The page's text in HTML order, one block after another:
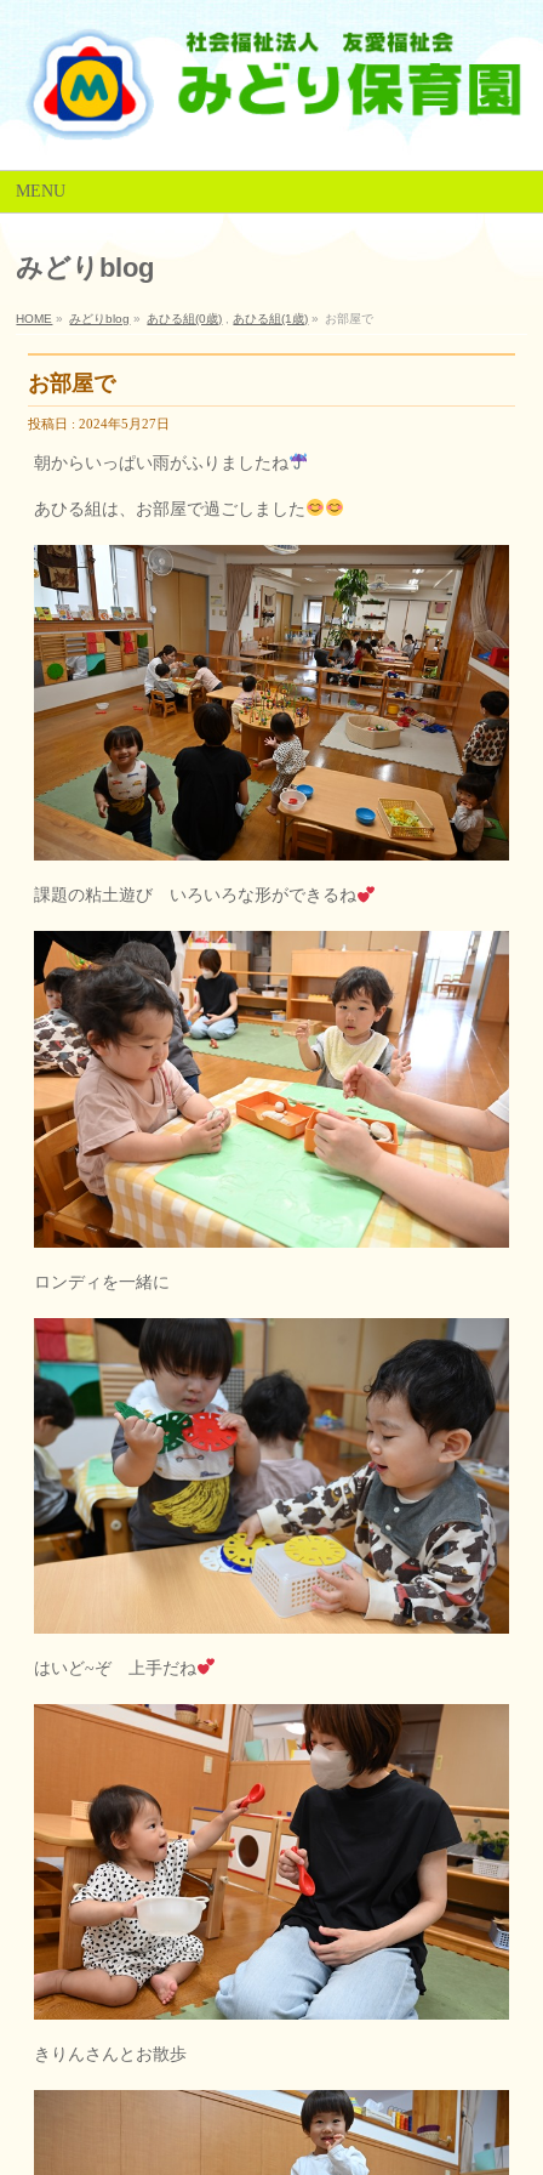
MENU
みどりblog
HOME » みどりblog » あひる組(0歳) あひる組(1歳) » お部屋で
お部屋で
投稿日 : 2024年5月27日
朝からいっぱい雨がふりましたね
あひる組は、お部屋で過ごしました
課題の粘土遊び いろいろな形ができるね
ロンディを一緒に
はいど~ぞ 上手だね
きりんさんとお散歩